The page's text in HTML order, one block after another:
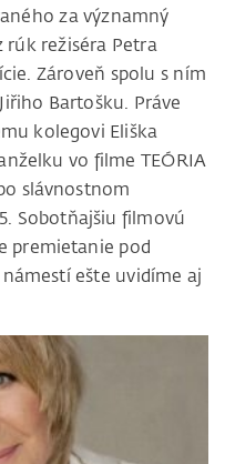
za významný
rúk režiséra Petra
Zároveň spolu s ním
Bartošku. Práve
kolegovi Eliška
vo filme TEÓRIA
slávnostnom
Sobotňajšiu filmovú
premietanie pod
ešte uvidíme aj